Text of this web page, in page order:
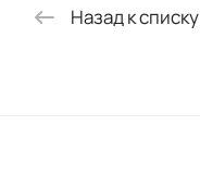
Назад к списку